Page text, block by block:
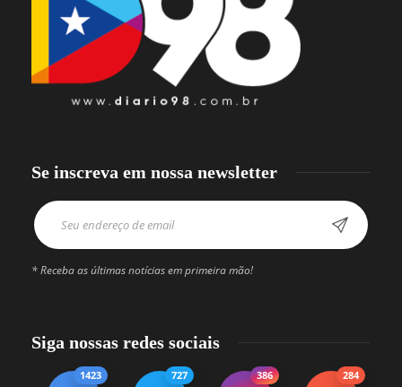
Se inscreva em nossa newsletter
* Receba as últimas notícias em primeira mão!
Siga nossas redes sociais
1423 727 386 284